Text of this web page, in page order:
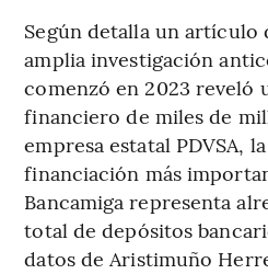
Según detalla un artículo
amplia investigación
comenzó en 2023 reveló
financiero de miles de
empresa estatal PDVSA,
financiación más
Bancamiga representa
total de depósitos
datos de Aristimuño